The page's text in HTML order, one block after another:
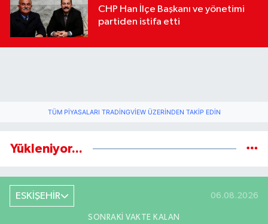
CHP Han İlçe Başkanı ve yönetimi
partiden istifa etti
TÜM PIYASALARI TRADINGVIEW ÜZERINDEN TAKIP EDIN
Yükleniyor...
ESKİŞEHİR 06.08.2026
SONRAKI VAKTE KALAN